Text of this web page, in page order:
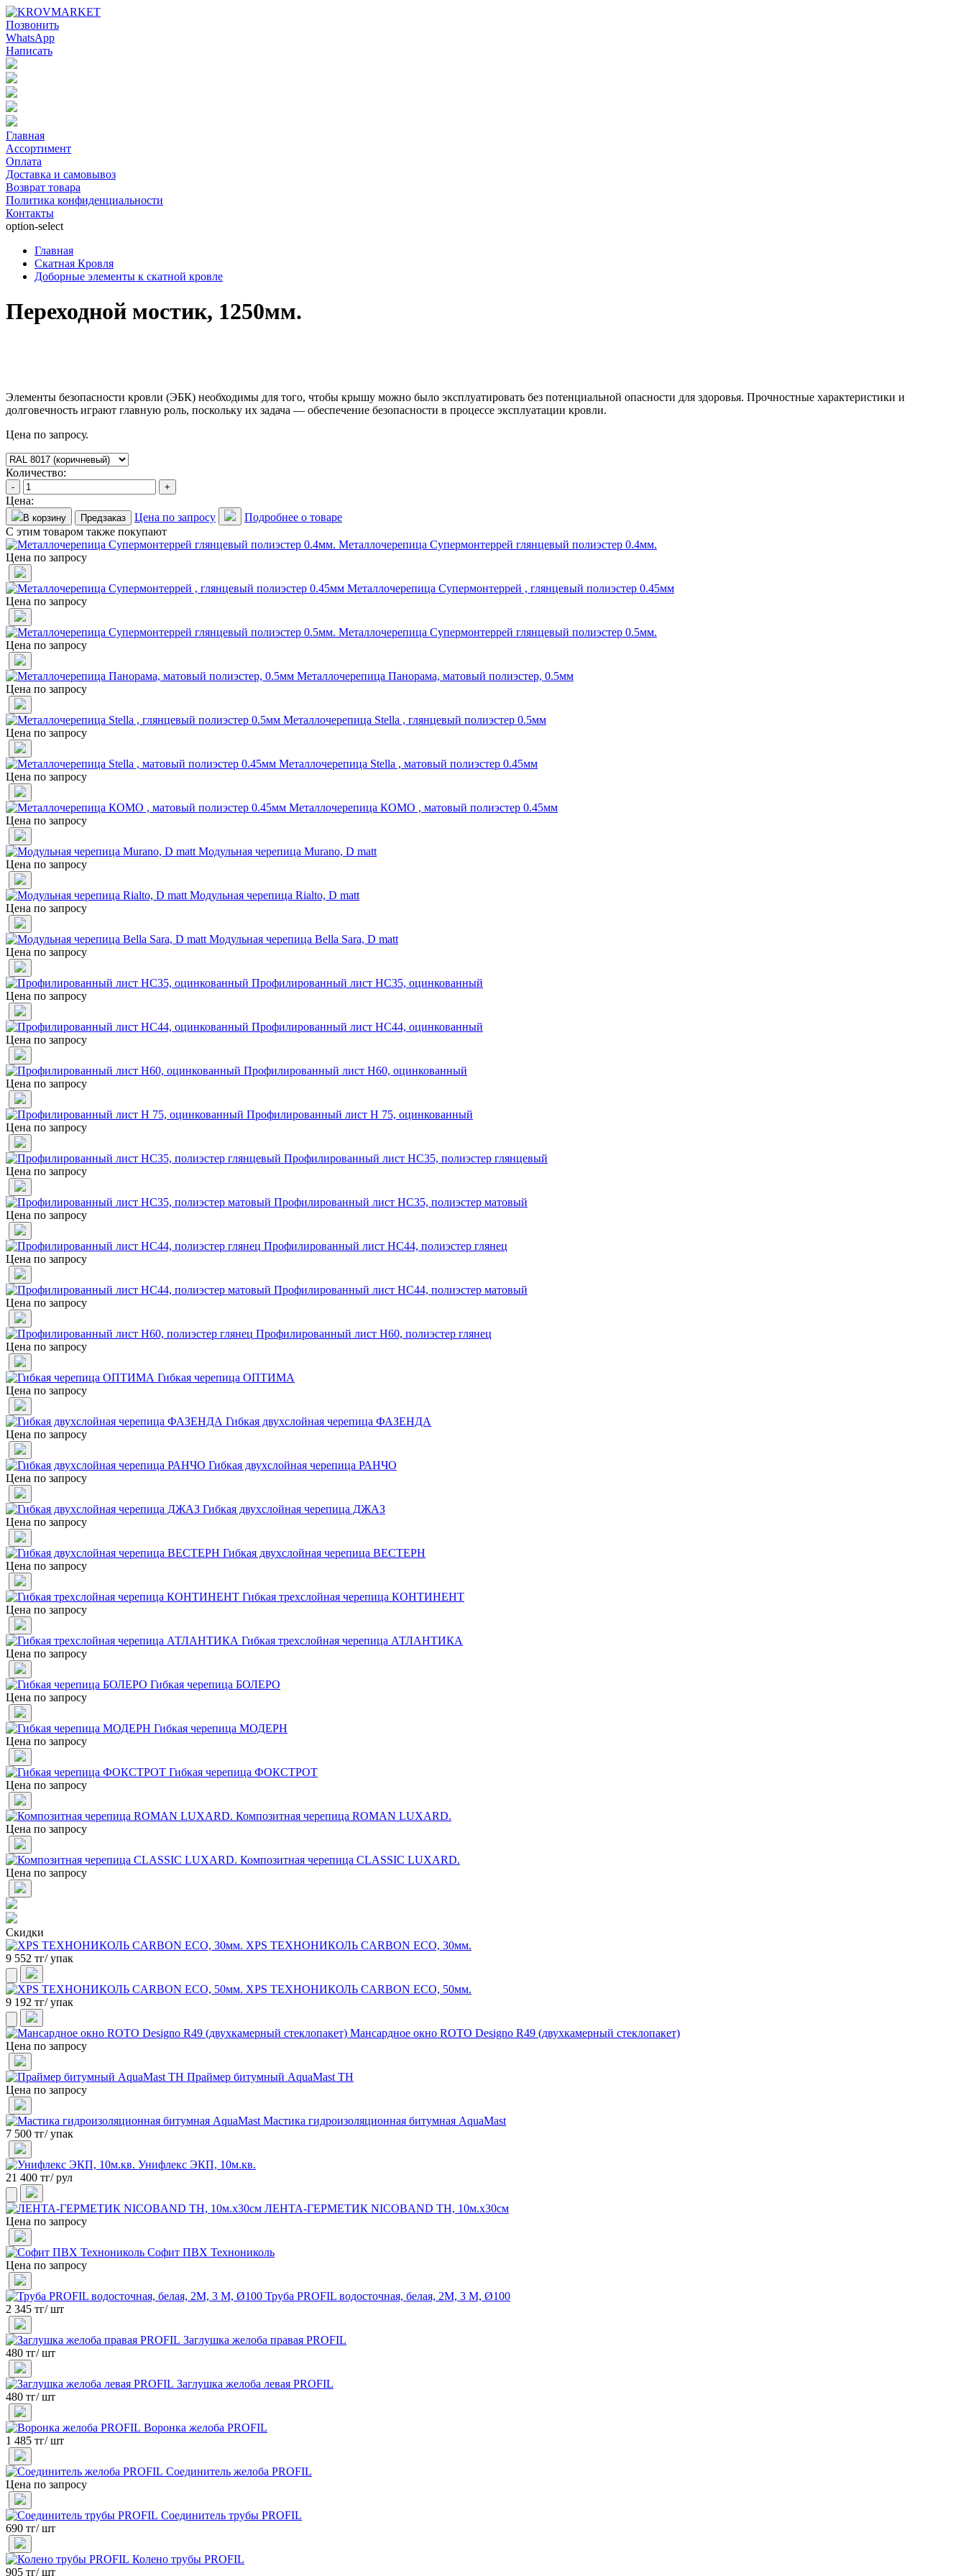
Позвонить
WhatsApp
Написать
Главная
Ассортимент
Оплата
Доставка и самовывоз
Возврат товара
Политика конфиденциальности
Контакты
option-select
Главная
Скатная Кровля
Доборные элементы к скатной кровле
Переходной мостик, 1250мм.
Элементы безопасности кровли (ЭБК) необходимы для того, чтобы крышу можно было эксплуатировать без потенциальной опасности для здоровья. Прочностные характеристики и
долговечность играют главную роль, поскольку их задача — обеспечение безопасности в процессе эксплуатации кровли.
Цена по запросу.
Количество:
- +
Цена:
В корзину Предзаказ Цена по запросу
Подробнее о товаре
С этим товаром также покупают
Металлочерепица Супермонтеррей глянцевый полиэстер 0.4мм.
Цена по запросу
Металлочерепица Супермонтеррей , глянцевый полиэстер 0.45мм
Цена по запросу
Металлочерепица Супермонтеррей глянцевый полиэстер 0.5мм.
Цена по запросу
Металлочерепица Панорама, матовый полиэстер, 0.5мм
Цена по запросу
Металлочерепица Stella , глянцевый полиэстер 0.5мм
Цена по запросу
Металлочерепица Stella , матовый полиэстер 0.45мм
Цена по запросу
Металлочерепица КОМО , матовый полиэстер 0.45мм
Цена по запросу
Модульная черепица Murano, D matt
Цена по запросу
Модульная черепица Rialto, D matt
Цена по запросу
Модульная черепица Bella Sara, D matt
Цена по запросу
Профилированный лист НС35, оцинкованный
Цена по запросу
Профилированный лист НС44, оцинкованный
Цена по запросу
Профилированный лист Н60, оцинкованный
Цена по запросу
Профилированный лист Н 75, оцинкованный
Цена по запросу
Профилированный лист НС35, полиэстер глянцевый
Цена по запросу
Профилированный лист НС35, полиэстер матовый
Цена по запросу
Профилированный лист НС44, полиэстер глянец
Цена по запросу
Профилированный лист НС44, полиэстер матовый
Цена по запросу
Профилированный лист Н60, полиэстер глянец
Цена по запросу
Гибкая черепица ОПТИМА
Цена по запросу
Гибкая двухслойная черепица ФАЗЕНДА
Цена по запросу
Гибкая двухслойная черепица РАНЧО
Цена по запросу
Гибкая двухслойная черепица ДЖАЗ
Цена по запросу
Гибкая двухслойная черепица ВЕСТЕРН
Цена по запросу
Гибкая трехслойная черепица КОНТИНЕНТ
Цена по запросу
Гибкая трехслойная черепица АТЛАНТИКА
Цена по запросу
Гибкая черепица БОЛЕРО
Цена по запросу
Гибкая черепица МОДЕРН
Цена по запросу
Гибкая черепица ФОКСТРОТ
Цена по запросу
Композитная черепица ROMAN LUXARD.
Цена по запросу
Композитная черепица CLASSIC LUXARD.
Цена по запросу
Скидки
XPS ТЕХНОНИКОЛЬ CARBON ECO, 30мм.
9 552 тг/ упак
XPS ТЕХНОНИКОЛЬ CARBON ECO, 50мм.
9 192 тг/ упак
Мансардное окно ROTO Designo R49 (двухкамерный стеклопакет)
Цена по запросу
Праймер битумный AquaMast ТН
Цена по запросу
Мастика гидроизоляционная битумная AquaMast
7 500 тг/ упак
Унифлекс ЭКП, 10м.кв.
21 400 тг/ рул
ЛЕНТА-ГЕРМЕТИК NICOBAND ТН, 10м.х30см
Цена по запросу
Софит ПВХ Технониколь
Цена по запросу
Труба PROFIL водосточная, белая, 2М, 3 М, Ø100
2 345 тг/ шт
Заглушка желоба правая PROFIL
480 тг/ шт
Заглушка желоба левая PROFIL
480 тг/ шт
Воронка желоба PROFIL
1 485 тг/ шт
Соединитель желоба PROFIL
Цена по запросу
Соединитель трубы PROFIL
690 тг/ шт
Колено трубы PROFIL
905 тг/ шт